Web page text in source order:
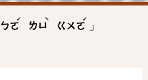
ㄅㄛ
ˊ
ㄌㄩ
ˋ
ㄍㄨㄛ
ˊ
」